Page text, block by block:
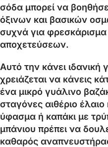
σόδα μπορεί να
όξινων και βασικών
συχνά για
αποχετεύσεων.
Αυτό την κάνει ιδανική
χρειάζεται να κάνεις
ένα μικρό γυάλινο
σταγόνες αιθέριο
ύφασμα ή καπάκι με
μπάνιου πρέπει να
καθαρός